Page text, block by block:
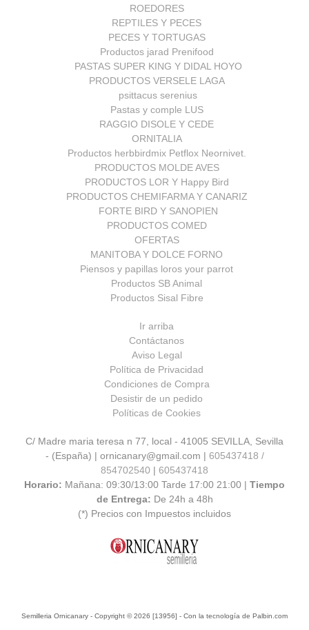
ROEDORES
REPTILES Y PECES
PECES Y TORTUGAS
Productos jarad Prenifood
PASTAS SUPER KING Y DIDAL HOYO
PRODUCTOS VERSELE LAGA
psittacus serenius
Pastas y comple LUS
RAGGIO DISOLE Y CEDE
ORNITALIA
Productos herbbirdmix Petflox Neornivet.
PRODUCTOS MOLDE AVES
PRODUCTOS LOR Y Happy Bird
PRODUCTOS CHEMIFARMA Y CANARIZ
FORTE BIRD Y SANOPIEN
PRODUCTOS COMED
OFERTAS
MANITOBA Y DOLCE FORNO
Piensos y papillas loros your parrot
Productos SB Animal
Productos Sisal Fibre
Ir arriba
Contáctanos
Aviso Legal
Política de Privacidad
Condiciones de Compra
Desistir de un pedido
Políticas de Cookies
C/ Madre maria teresa n 77, local - 41005 SEVILLA, Sevilla
- (España) | ornicanary@gmail.com | 605437418 /
854702540 | 605437418
Horario: Mañana: 09:30/13:00 Tarde 17:00 21:00 | Tiempo
de Entrega: De 24h a 48h
(*) Precios con Impuestos incluidos
Semilleria Ornicanary - Copyright © 2026 [13956] - Con la tecnología de Palbin.com